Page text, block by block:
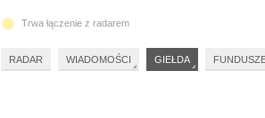
Trwa łączenie z radarem
RADAR WIADOMOŚCI GIEŁDA